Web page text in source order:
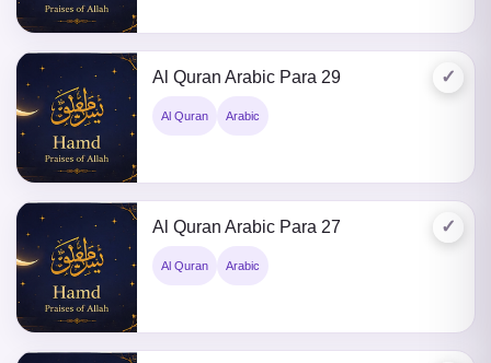
✓
Al Quran Arabic Para 29
Al Quran Arabic
✓
Al Quran Arabic Para 27
Al Quran Arabic